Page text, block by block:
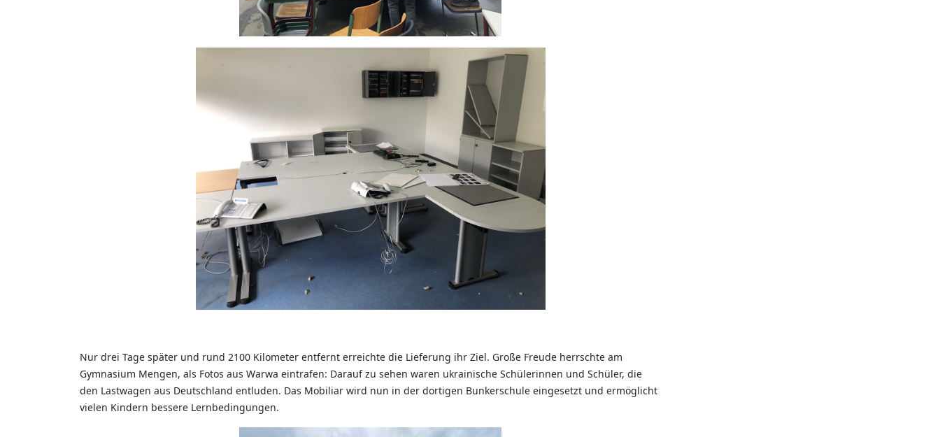
Nur drei Tage später und rund 2100 Kilometer entfernt erreichte die Lieferung ihr Ziel. Große Freude herrschte am
Gymnasium Mengen, als Fotos aus Warwa eintrafen: Darauf zu sehen waren ukrainische Schülerinnen und Schüler, die
den Lastwagen aus Deutschland entluden. Das Mobiliar wird nun in der dortigen Bunkerschule eingesetzt und ermöglicht
vielen Kindern bessere Lernbedingungen.